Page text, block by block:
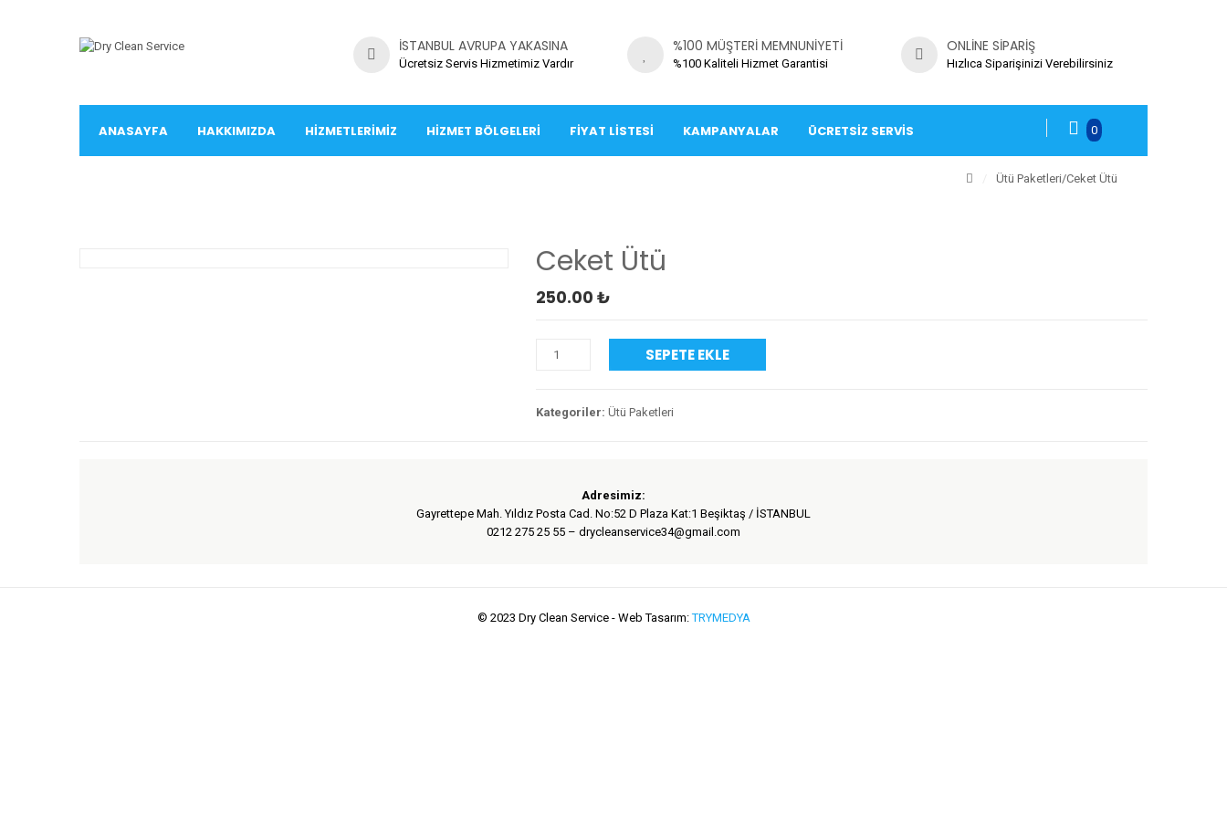
İSTANBUL AVRUPA YAKASINA
Ücretsiz Servis Hizmetimiz Vardır
%100 MÜŞTERI MEMNUNIYETI
%100 Kaliteli Hizmet Garantisi
ONLINE SIPARIŞ
Hızlıca Siparişinizi Verebilirsiniz
ANASAYFA HAKKIMIZDA HIZMETLERIMIZ HIZMET BÖLGELERI FIYAT LISTESI KAMPANYALAR ÜCRETSIZ SERVIS 0
Ütü Paketleri/Ceket Ütü
Ceket Ütü
250.00 ₺
SEPETE EKLE
Kategoriler: Ütü Paketleri
Adresimiz:
Gayrettepe Mah. Yıldız Posta Cad. No:52 D Plaza Kat:1 Beşiktaş / İSTANBUL
0212 275 25 55 – drycleanservice34@gmail.com
© 2023 Dry Clean Service - Web Tasarım:TRYMEDYA